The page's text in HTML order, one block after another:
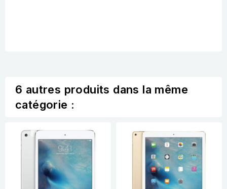
6 autres produits dans la même
catégorie :